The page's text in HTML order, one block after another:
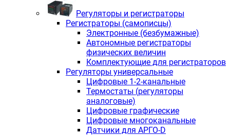
Регуляторы и регистраторы
Регистраторы (самописцы)
Электронные (безбумажные)
Автономные регистраторы
физических величин
Комплектующие для регистраторов
Регуляторы универсальные
Цифровые 1-2-канальные
Термостаты (регуляторы
аналоговые)
Цифровые графические
Цифровые многоканальные
Датчики для АРГО-D